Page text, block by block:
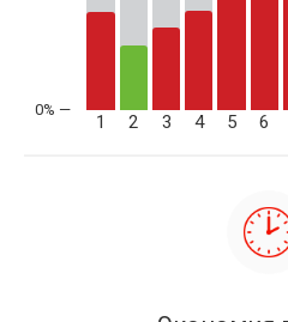
1 2 3 4 5 6